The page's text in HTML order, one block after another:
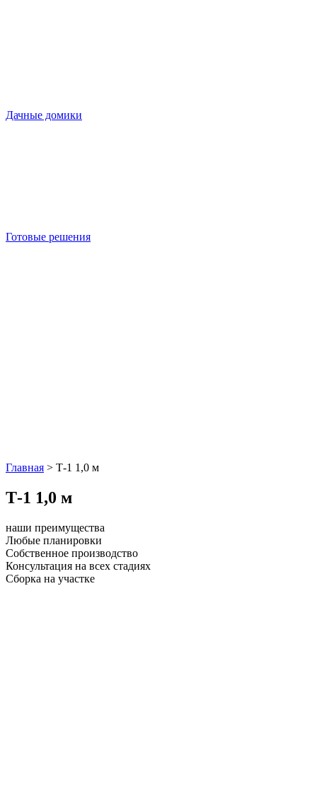
Дачные домики
Готовые решения
Главная > Т-1 1,0 м
Т-1 1,0 м
наши преимущества
Любые планировки
Собственное производство
Консультация на всех стадиях
Сборка на участке